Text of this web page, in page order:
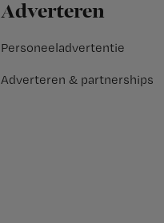
Adverteren
Personeeladvertentie
Adverteren & partnerships